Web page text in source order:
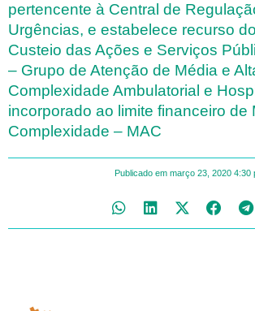
pertencente à Central de
Urgências, e estabelece recurso
Custeio das Ações e Serviços
– Grupo de Atenção de Média e
Complexidade Ambulatorial e
incorporado ao limite financeiro de
Complexidade – MAC
Publicado em março 23, 2020 4:30